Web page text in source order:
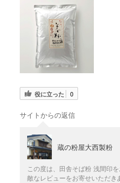
役に立った 0
サイトからの返信
蔵の粉屋大西製粉
この度は、田舎そば粉 浅間印
敵なレビューをお寄せいただき